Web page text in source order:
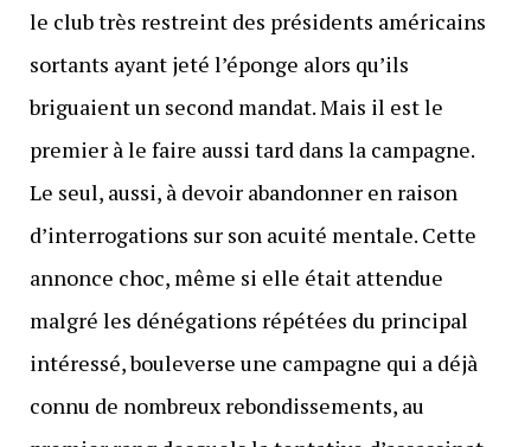
le club très restreint des présidents américains
sortants ayant jeté l’éponge alors qu’ils
briguaient un second mandat. Mais il est le
premier à le faire aussi tard dans la campagne.
Le seul, aussi, à devoir abandonner en raison
d’interrogations sur son acuité mentale. Cette
annonce choc, même si elle était attendue
malgré les dénégations répétées du principal
intéressé, bouleverse une campagne qui a déjà
connu de nombreux rebondissements, au